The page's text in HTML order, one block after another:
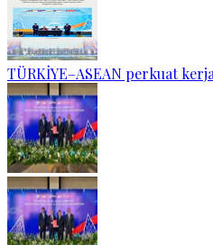
TÜRKİYE–ASEAN perkuat